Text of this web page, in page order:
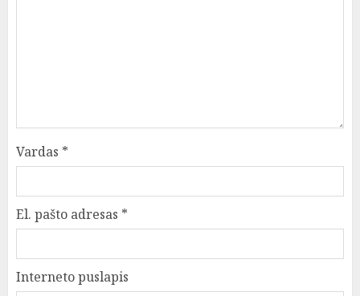
Vardas *
El. pašto adresas *
Interneto puslapis